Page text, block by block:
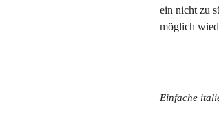
ein nicht zu
möglich
Einfache